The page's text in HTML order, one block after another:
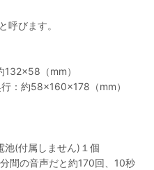
呼びます。
（mm）
（mm）
(付属しません)１個
の音声だと約170回、10秒